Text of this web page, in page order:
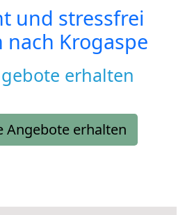
und stressfrei
nach Krogaspe
erhalten
Angebote erhalten